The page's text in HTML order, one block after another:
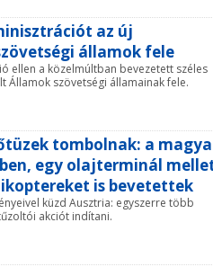
az új
államok fele
ellen a közelmúltban bevezetett széles
Államok szövetségi államainak fele.
tombolnak: a
egy olajterminál
is bevetettek
küzd Ausztria: egyszerre több
akciót indítani.